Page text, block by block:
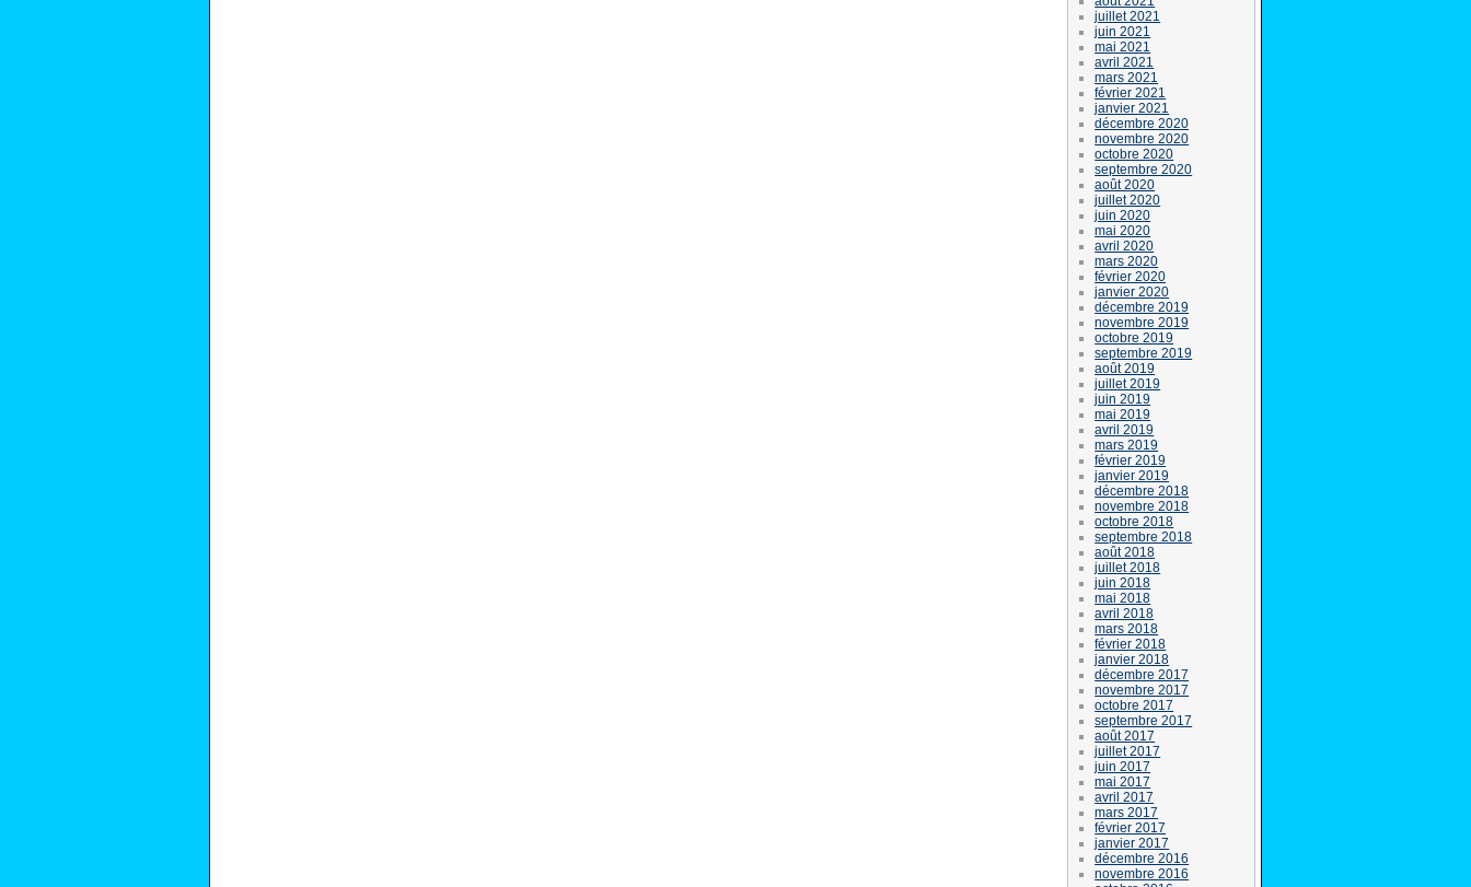
juillet 2021
juin 2021
mai 2021
avril 2021
mars 2021
février 2021
janvier 2021
décembre 2020
novembre 2020
octobre 2020
septembre 2020
août 2020
juillet 2020
juin 2020
mai 2020
avril 2020
mars 2020
février 2020
janvier 2020
décembre 2019
novembre 2019
octobre 2019
septembre 2019
août 2019
juillet 2019
juin 2019
mai 2019
avril 2019
mars 2019
février 2019
janvier 2019
décembre 2018
novembre 2018
octobre 2018
septembre 2018
août 2018
juillet 2018
juin 2018
mai 2018
avril 2018
mars 2018
février 2018
janvier 2018
décembre 2017
novembre 2017
octobre 2017
septembre 2017
août 2017
juillet 2017
juin 2017
mai 2017
avril 2017
mars 2017
février 2017
janvier 2017
décembre 2016
novembre 2016